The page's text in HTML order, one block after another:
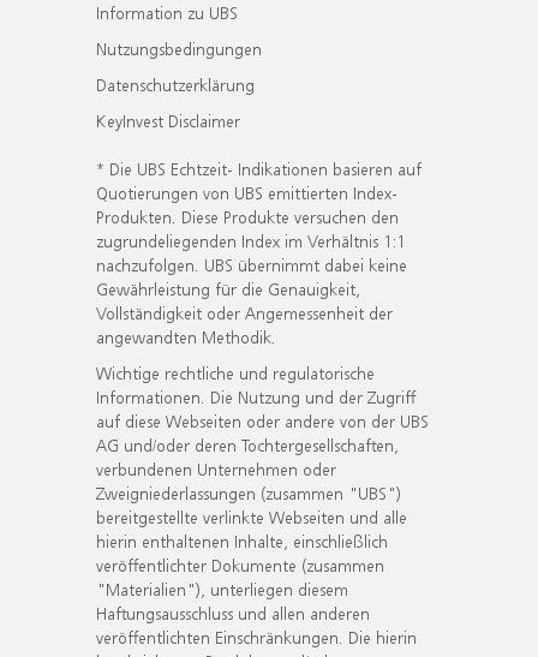
Information zu UBS
Nutzungsbedingungen
Datenschutzerklärung
KeyInvest Disclaimer
* Die UBS Echtzeit- Indikationen basieren auf
Quotierungen von UBS emittierten Index-
Produkten. Diese Produkte versuchen den
zugrundeliegenden Index im Verhältnis 1:1
nachzufolgen. UBS übernimmt dabei keine
Gewährleistung für die Genauigkeit,
Vollständigkeit oder Angemessenheit der
angewandten Methodik.
Wichtige rechtliche und regulatorische
Informationen. Die Nutzung und der Zugriff
auf diese Webseiten oder andere von der UBS
AG und/oder deren Tochtergesellschaften,
verbundenen Unternehmen oder
Zweigniederlassungen (zusammen "UBS")
bereitgestellte verlinkte Webseiten und alle
hierin enthaltenen Inhalte, einschließlich
veröffentlichter Dokumente (zusammen
"Materialien"), unterliegen diesem
Haftungsausschluss und allen anderen
veröffentlichten Einschränkungen. Die hierin